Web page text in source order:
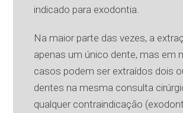
indicado para exodontia.
Na maior parte das vezes, a
apenas um único dente, mas em
casos podem ser extraídos dois
dentes na mesma consulta
qualquer contraindicação